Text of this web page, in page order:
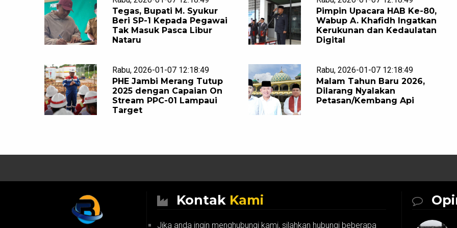
Tegas, Bupati M. Syukur
Beri SP-1 Kepada Pegawai
Tak Masuk Pasca Libur
Nataru
Pimpin Upacara HAB Ke-80,
Wabup A. Khafidh Ingatkan
Kerukunan dan Kedaulatan
Digital
Rabu, 2026-01-07 12:18:49
PHE Jambi Merang Tutup
2025 dengan Capaian On
Stream PPC-01 Lampaui
Target
Rabu, 2026-01-07 12:18:49
Malam Tahun Baru 2026,
Dilarang Nyalakan
Petasan/Kembang Api
Kontak Kami
Jika anda ingin menghubungi kami, silahkan hubungi beberapa